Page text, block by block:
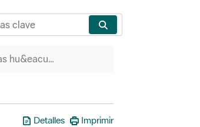
P&aacute;ginas hu&eacute;rfanas
Detalles Imprimir